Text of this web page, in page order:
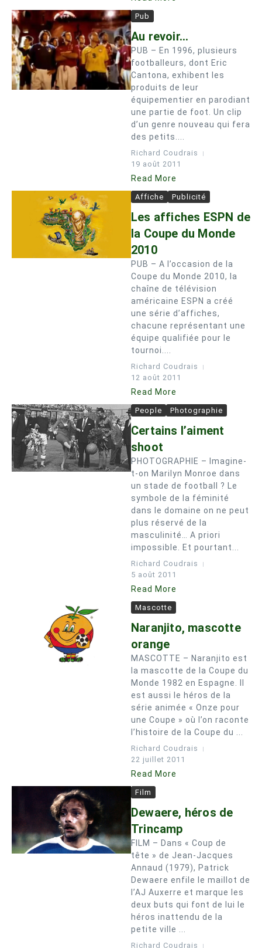
Pub
Au revoir…
PUB – En 1996, plusieurs
footballeurs, dont Eric
Cantona, exhibent les
produits de leur
équipementier en parodiant
une partie de foot. Un clip
d’un genre nouveau qui fera
des petits....
Richard Coudrais
19 août 2011
Read More
Affiche Publicité
Les affiches ESPN de
la Coupe du Monde
2010
PUB – A l’occasion de la
Coupe du Monde 2010, la
chaîne de télévision
américaine ESPN a créé
une série d’affiches,
chacune représentant une
équipe qualifiée pour le
tournoi....
Richard Coudrais
12 août 2011
Read More
People Photographie
Certains l’aiment
shoot
PHOTOGRAPHIE – Imagine-
t-on Marilyn Monroe dans
un stade de football ? Le
symbole de la féminité
dans le domaine on ne peut
plus réservé de la
masculinité… A priori
impossible. Et pourtant...
Richard Coudrais
5 août 2011
Read More
Mascotte
Naranjito, mascotte
orange
MASCOTTE – Naranjito est
la mascotte de la Coupe du
Monde 1982 en Espagne. Il
est aussi le héros de la
série animée « Onze pour
une Coupe » où l’on raconte
l’histoire de la Coupe du ...
Richard Coudrais
22 juillet 2011
Read More
Film
Dewaere, héros de
Trincamp
FILM – Dans « Coup de
tête » de Jean-Jacques
Annaud (1979), Patrick
Dewaere enfile le maillot de
l’AJ Auxerre et marque les
deux buts qui font de lui le
héros inattendu de la
petite ville ...
Richard Coudrais